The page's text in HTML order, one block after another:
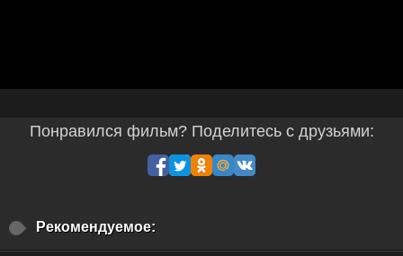
Понравился фильм? Поделитесь с друзьями:
Рекомендуемое: